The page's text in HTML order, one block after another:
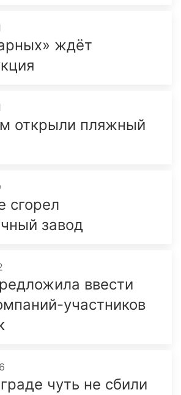
ждёт
открыли пляжный
сгорел
завод
ввести
участников
чуть не сбили